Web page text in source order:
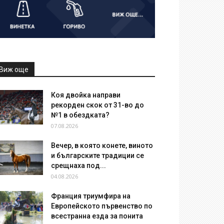
още
Коя двойка направи
рекорден скок от 31-во до
№1 в обездката?
07.08.2026
Вечер, в която конете, виното
и българските традиции се
срещнаха под...
04.08.2026
Франция триумфира на
Европейското първенство по
всестранна езда за понита